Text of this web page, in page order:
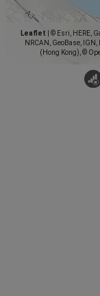
Leaflet
© Esri, HERE,
NRCAN, GeoBase,
(Hong Kong), ©